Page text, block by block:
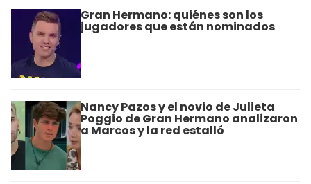
Gran Hermano: quiénes son los
jugadores que están nominados
Nancy Pazos y el novio de Julieta
Poggio de Gran Hermano analizaron
a Marcos y la red estalló